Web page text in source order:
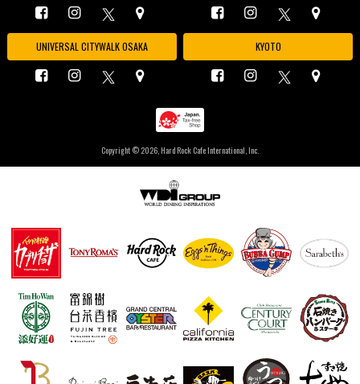
UNIVERSAL CITYWALK OSAKA KYOTO
Copyright © 2026, Hard Rock Cafe International, Inc.